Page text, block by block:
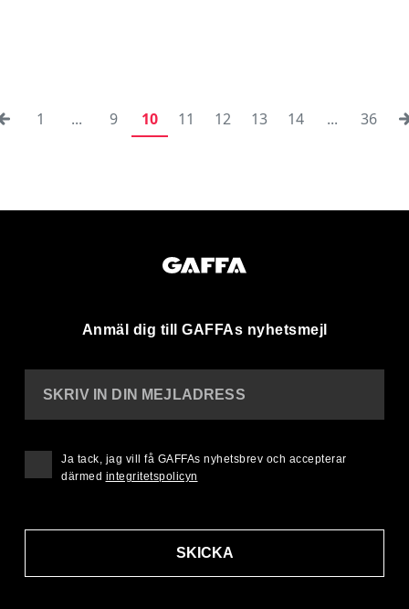
1 ... 9 10 11 12 13 14 ... 36
Anmäl dig till GAFFAs nyhetsmejl
SKRIV IN DIN MEJLADRESS
SKICKA
Ja tack, jag vill få GAFFAs nyhetsbrev och accepterar
därmed integritetspolicyn